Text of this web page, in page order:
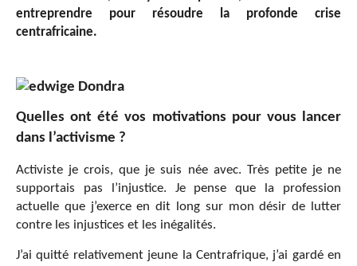
entreprendre pour résoudre la profonde crise
centrafricaine.
Quelles ont été vos motivations pour vous lancer
dans l’activisme ?
Activiste je crois, que je suis née avec. Très petite je ne
supportais pas l’injustice. Je pense que la profession
actuelle que j’exerce en dit long sur mon désir de lutter
contre les injustices et les inégalités.
J’ai quitté relativement jeune la Centrafrique, j’ai gardé en